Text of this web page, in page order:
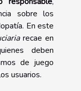
sobre los
En este
recae en
deben
de juego
usuarios.